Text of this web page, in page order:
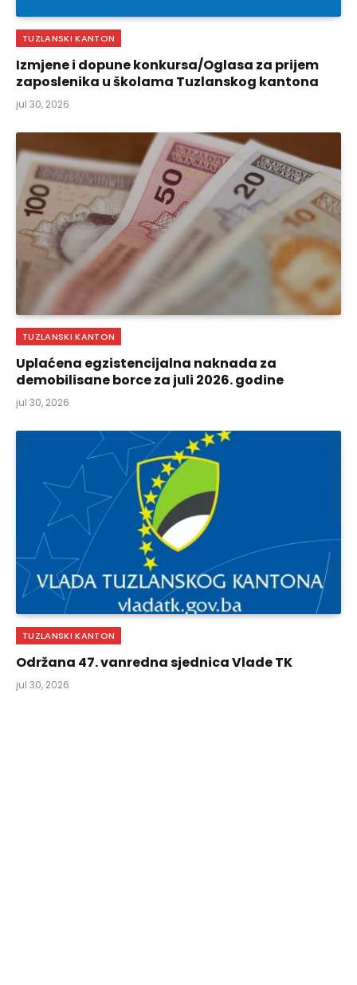
TUZLANSKI KANTON
Izmjene i dopune konkursa/Oglasa za prijem
zaposlenika u školama Tuzlanskog kantona
jul 30, 2026
TUZLANSKI KANTON
Uplaćena egzistencijalna naknada za
demobilisane borce za juli 2026. godine
jul 30, 2026
TUZLANSKI KANTON
Održana 47. vanredna sjednica Vlade TK
jul 30, 2026